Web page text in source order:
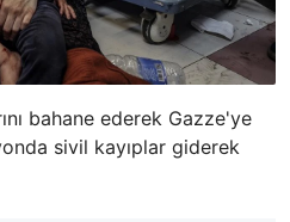
bahane ederek Gazze'ye
sivil kayıplar giderek